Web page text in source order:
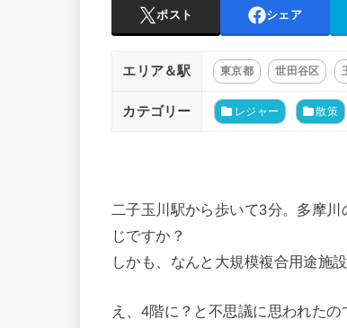
ポスト シェア
エリア＆駅 東京都 世田谷区
カテゴリー レジャー 散策
二子玉川駅から歩いて3分。多摩
じですか？
しかも、なんと大規模複合用途施
え、4階に？と不思議に思われた